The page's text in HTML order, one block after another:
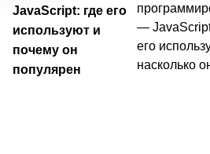
JavaScript: где его
используют и
почему он
популярен
—
его
насколько